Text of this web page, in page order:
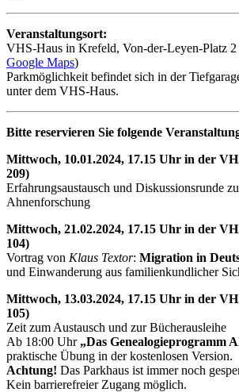
Veranstaltungsort:
VHS-Haus in Krefeld, Von-der-Leyen-Platz 2
Google Maps)
Parkmöglichkeit befindet sich in der
unter dem VHS-Haus.
Bitte reservieren Sie folgende
Mittwoch, 10.01.2024, 17.15 Uhr in der
209)
Erfahrungsaustausch und Diskussionsrunde
Ahnenforschung
Mittwoch, 21.02.2024, 17.15 Uhr in der
104)
Vortrag von Klaus Textor: Migration in
und Einwanderung aus familienkundlicher
Mittwoch, 13.03.2024, 17.15 Uhr in der
105)
Zeit zum Austausch und zur Bücherausleihe
Ab 18:00 Uhr „Das Genealogieprogramm
praktische Übung in der kostenlosen Version.
Achtung! Das Parkhaus ist immer noch
Kein barrierefreier Zugang möglich.